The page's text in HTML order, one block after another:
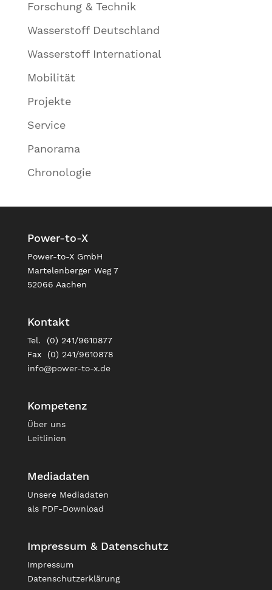
Forschung & Technik
Wasserstoff Deutschland
Wasserstoff International
Mobilität
Projekte
Service
Panorama
Chronologie
Power-to-X
Power-to-X GmbH
Martelenberger Weg 7
52066 Aachen
Kontakt
Tel. (0) 241/9610877
Fax (0) 241/9610878
info@power-to-x.de
Kompetenz
Über uns
Leitlinien
Mediadaten
Unsere Mediadaten
als PDF-Download
Impressum & Datenschutz
Impressum
Datenschutzerklärung